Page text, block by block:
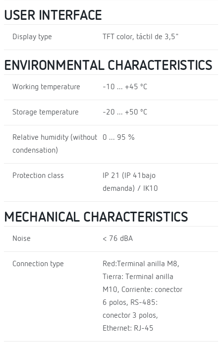
USER INTERFACE
Display type TFT color, táctil de 3,5"
ENVIRONMENTAL CHARACTERISTICS
Working temperature -10 ... +45 ºC
Storage temperature -20 ... +50 ºC
Relative humidity (without
condensation)
0 ... 95 %
Protection class
IP 21 (IP 41bajo
demanda) / IK10
MECHANICAL CHARACTERISTICS
Noise < 76 dBA
Connection type
Red:Terminal anilla M8,
Tierra: Terminal anilla
M10, Corriente: conector
6 polos, RS-485:
conector 3 polos,
Ethernet: RJ-45